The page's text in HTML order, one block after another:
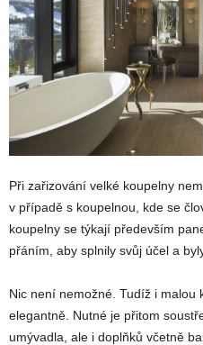
Při zařizování velké koupelny
v případě s koupelnou, kde se
koupelny se týkají především
přáním, aby splnily svůj účel a
Nic není nemožné. Tudíž i malou
elegantně. Nutné je přitom
umývadla, ale i doplňků včetně